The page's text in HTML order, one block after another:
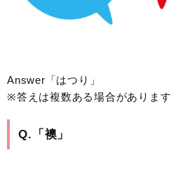
Answer「はつり」
※答えは複数ある場合があります
Q.「襖」